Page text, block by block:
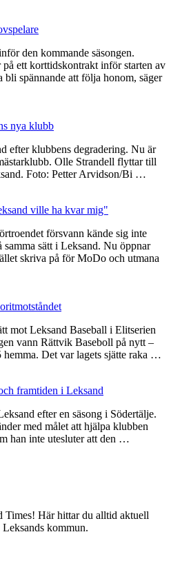
den kommande säsongen.
ett korttidskontrakt inför starten av
spännande att följa honom, säger
nya klubb
efter klubbens degradering. Nu är
Olle Strandell flyttar till
Foto: Petter Arvidson/Bi …
ville ha kvar mig"
försvann kände sig inte
sätt i Leksand. Nu öppnar
skriva på för MoDo och utmana
mot Leksand Baseball i Elitserien
vann Rättvik Baseboll på nytt –
hemma. Det var lagets sjätte raka …
framtiden i Leksand
efter en säsong i Södertälje.
med målet att hjälpa klubben
han inte utesluter att den …
Här hittar du alltid aktuell
kommun.